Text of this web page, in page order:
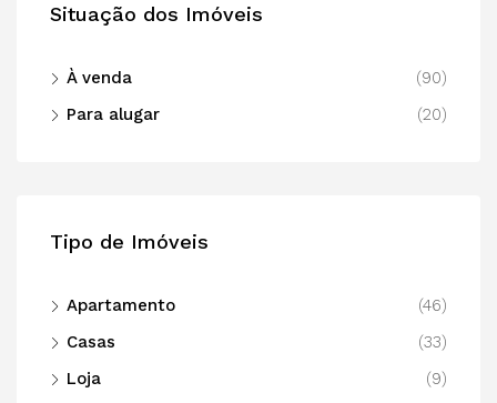
Situação dos Imóveis
À venda
(90)
Para alugar
(20)
Tipo de Imóveis
Apartamento
(46)
Casas
(33)
Loja
(9)